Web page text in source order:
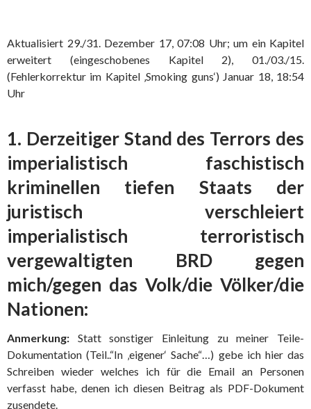
Aktualisiert 29./31. Dezember 17, 07:08 Uhr; um ein Kapitel
erweitert (eingeschobenes Kapitel 2), 01./03./15.
(Fehlerkorrektur im Kapitel ‚Smoking guns‘) Januar 18, 18:54
Uhr
1. Derzeitiger Stand des Terrors des
imperialistisch faschistisch
kriminellen tiefen Staats der
juristisch verschleiert
imperialistisch terroristisch
vergewaltigten BRD gegen
mich/gegen das Volk/die Völker/die
Nationen:
Anmerkung: Statt sonstiger Einleitung zu meiner Teile-
Dokumentation (Teil..“In ‚eigener‘ Sache“…) gebe ich hier das
Schreiben wieder welches ich für die Email an Personen
verfasst habe, denen ich diesen Beitrag als PDF-Dokument
zusendete.